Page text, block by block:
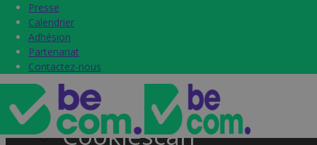
Presse
Calendrier
Adhésion
Partenariat
Contactez-nous
Presse
Calendrier
Adhésion
Partenariat
Contactez-nous
Label & audits
Becom Trustmark
Security Scan
Cookiescan